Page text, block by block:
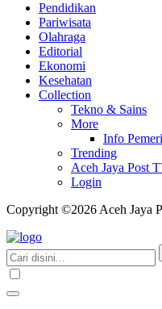
Pendidikan
Pariwisata
Olahraga
Editorial
Ekonomi
Kesehatan
Collection
Tekno & Sains
More
Info
Trending
Aceh Jaya Post
Login
Copyright ©2026 Aceh Jaya